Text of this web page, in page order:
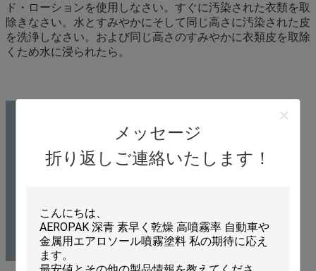
メッセージ
折り返しご連絡いたします！
ド・ローションを使用しなさい。すぐに汚染された衣類を取
除きなさい。水とすみやかにそして同じ高さに汚染された皮
を洗浄しなさい。および同じ高さのすみやかに衣類皮を取除
くため水に浸られたら。